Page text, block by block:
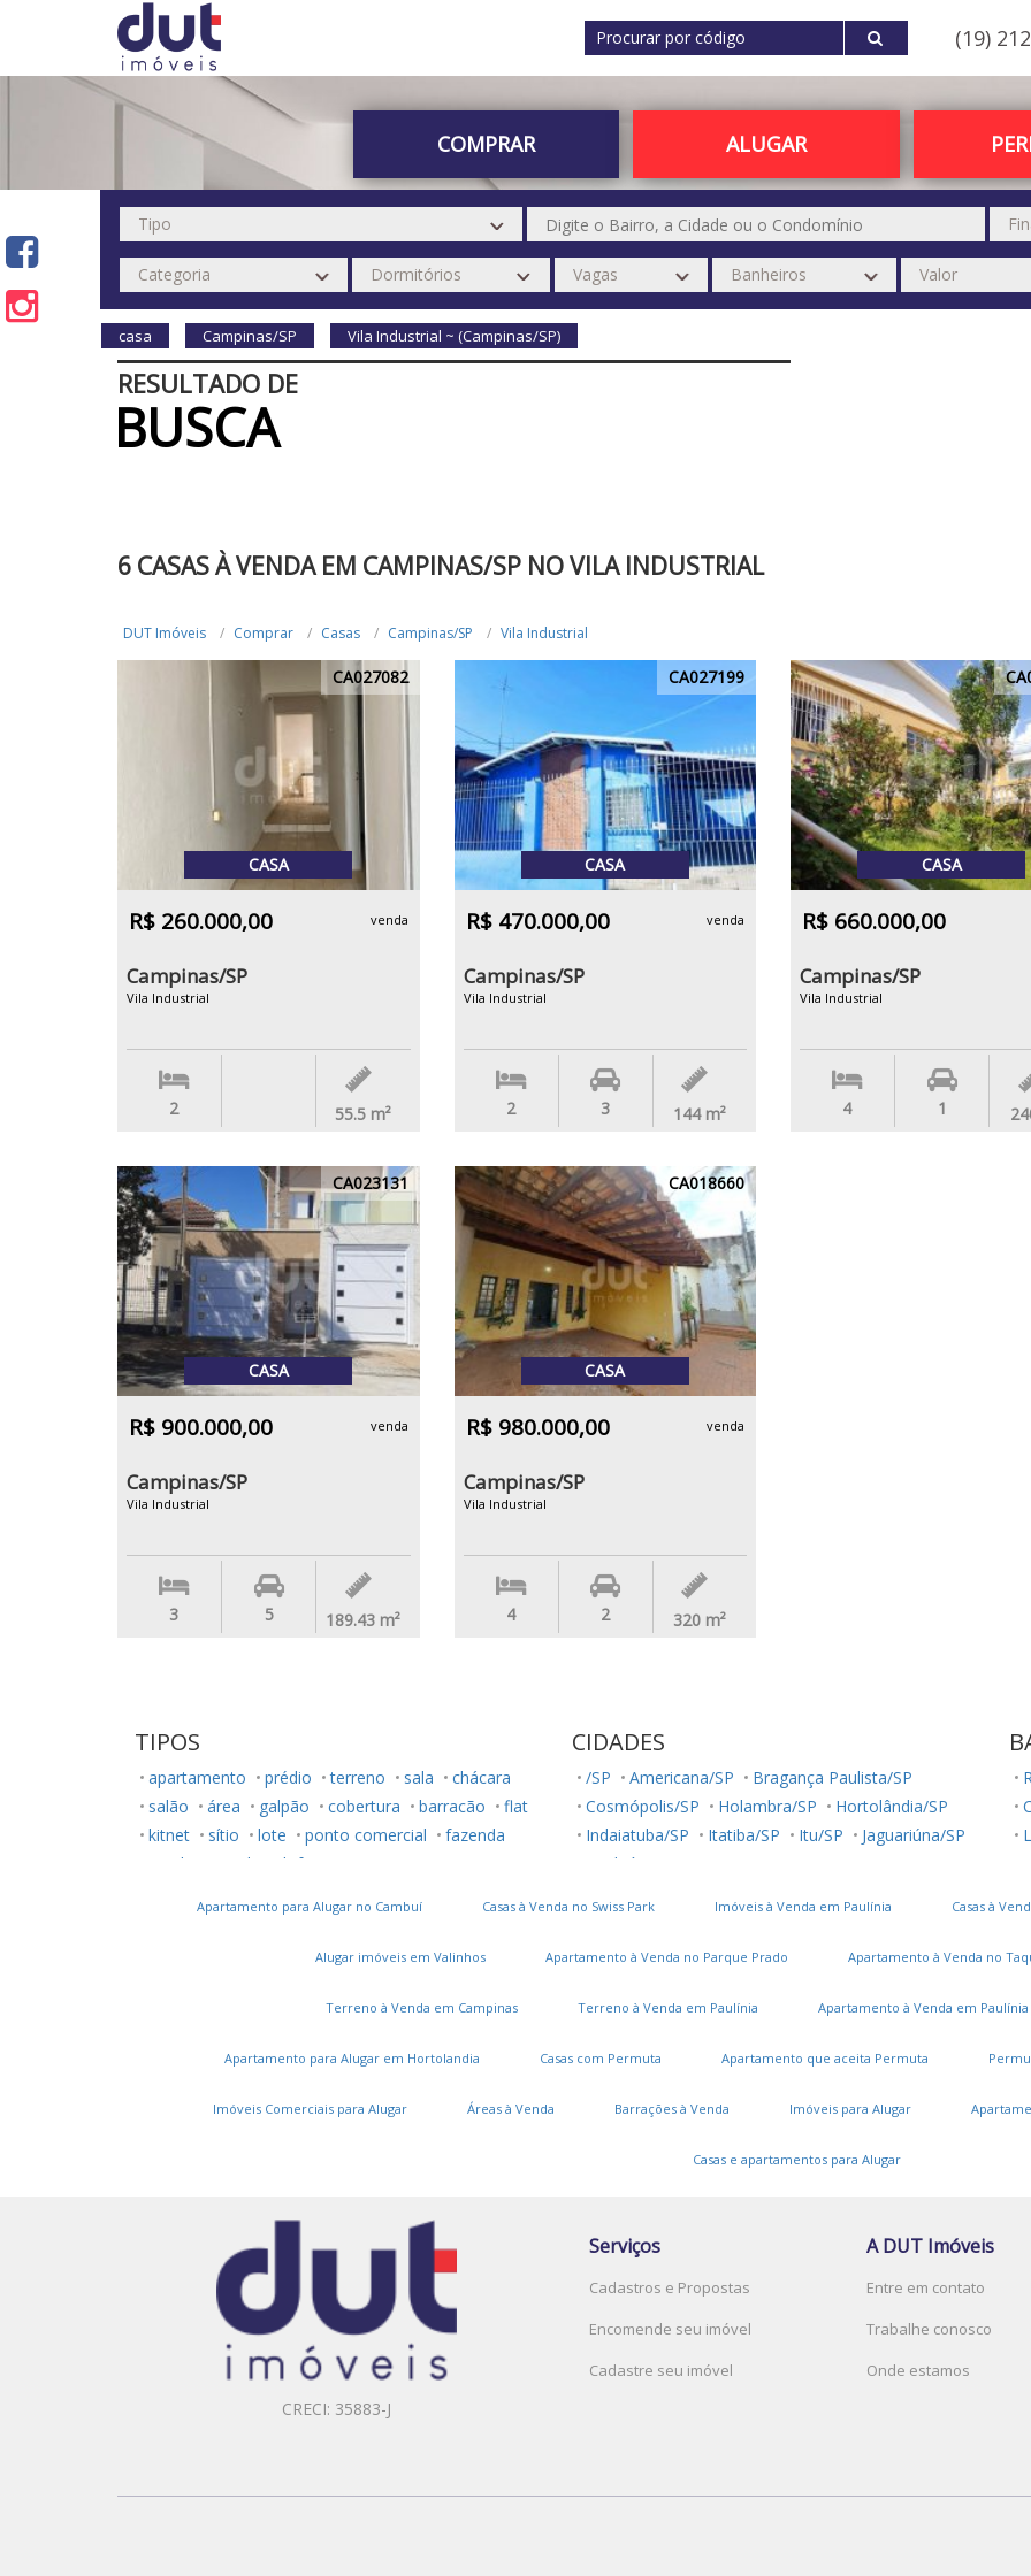
(19)
COMPRAR ALUGAR
casa Campinas/SP Vila Industrial ~ (Campinas/SP)
RESULTADO DE
BUSCA
6 CASAS À VENDA EM CAMPINAS/SP NO VILA INDUSTRIAL
DUT Imóveis Comprar Casas Campinas/SP Vila Industrial
CA027082
CASA
R$ 260.000,00 venda
Campinas/SP
Vila Industrial
2 55.5 m²
CA027199
CASA
R$ 470.000,00 venda
Campinas/SP
Vila Industrial
2 3 144 m²
CASA
R$ 660.000,00
Campinas/SP
Vila Industrial
4 1
CA023131
CASA
R$ 900.000,00 venda
Campinas/SP
Vila Industrial
3 5 189.43 m²
CA018660
CASA
R$ 980.000,00 venda
Campinas/SP
Vila Industrial
4 2 320 m²
TIPOS
apartamento prédio terreno sala
chácara
salão
área galpão cobertura barracão
flat
kitnet
sítio lote ponto comercial
fazenda
rancho
studio loft
CIDADES
/SP Americana/SP
Bragança Paulista/SP
Cosmópolis/SP
Holambra/SP
Hortolândia/SP
Indaiatuba/SP
Itatiba/SP Itu/SP
Jaguariúna/SP
Jundiaí/SP
Serra Negra/SP
Sorocaba/SP
Sumaré/SP
Votuporanga/SP
Apartamento para Alugar no Cambuí Casas à Venda no Swiss Park Imóveis à Venda em Paulínia Casas à
Alugar imóveis em Valinhos Apartamento à Venda no Parque Prado Apartamento à Venda no
Terreno à Venda em Campinas Terreno à Venda em Paulínia Apartamento à Venda em Paulínia
Apartamento para Alugar em Hortolandia Casas com Permuta Apartamento que aceita Permuta
Imóveis Comerciais para Alugar Áreas à Venda Barrações à Venda Imóveis para Alugar
Casas e apartamentos para Alugar
CRECI: 35883-J
Serviços
Cadastros e Propostas
Encomende seu imóvel
Cadastre seu imóvel
A DUT Imóveis
Entre em contato
Trabalhe conosco
Onde estamos